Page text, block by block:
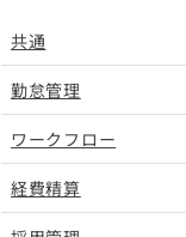
共通
勤怠管理
ワークフロー
経費精算